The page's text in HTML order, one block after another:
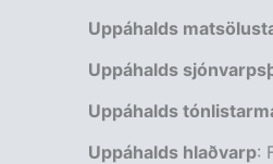
Uppáhalds
Uppáhalds
Uppáhalds
Uppáhalds hlaðvarp: